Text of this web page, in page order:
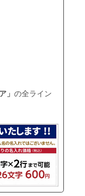
」の全ライン